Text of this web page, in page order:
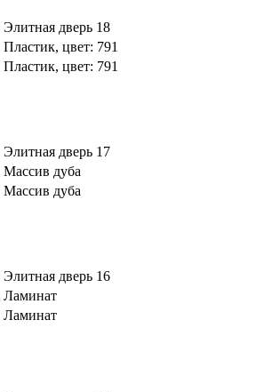
Элитная дверь 18
Пластик, цвет: 791
Пластик, цвет: 791
Элитная дверь 17
Массив дуба
Массив дуба
Элитная дверь 16
Ламинат
Ламинат